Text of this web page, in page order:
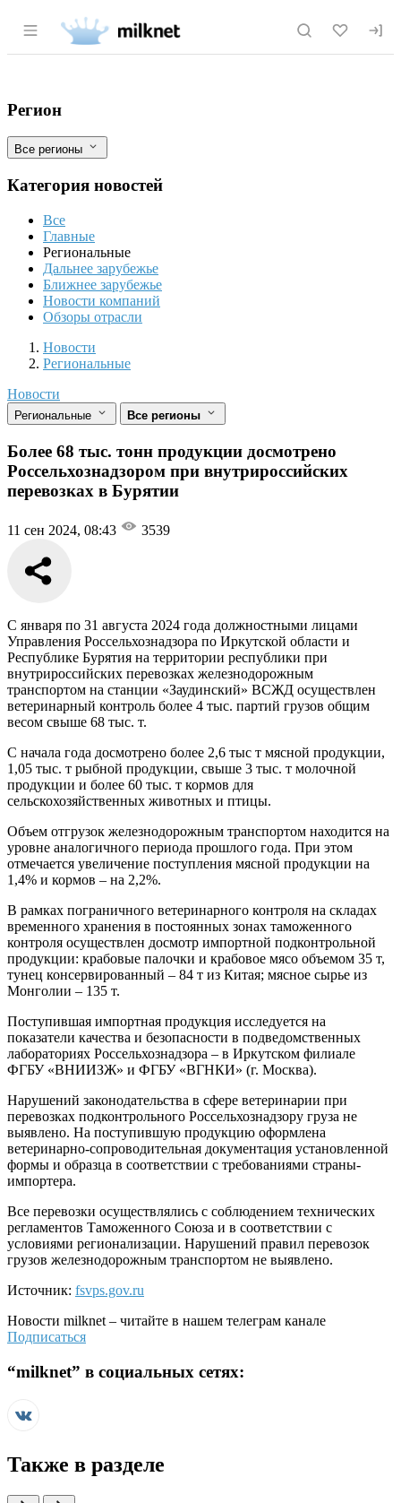
Раздел навигации по сайту milknet.ru
Более 68 тыс. тонн продукции
Фильтры
Регион
Все регионы
Категория новостей
Все
Главные
Региональные
Дальнее зарубежье
Ближнее зарубежье
Новости компаний
Обзоры отрасли
Новости
Разделы
Новости
Региональные
Новости
Региональные Все регионы
Более 68 тыс. тонн продукции досмотрено
Россельхознадзором при внутрироссийских
перевозках в Бурятии
11 сен 2024, 08:43 3539
С января по 31 августа 2024 года должностными лицами
Управления Россельхознадзора по Иркутской области и
Республике Бурятия на территории республики при
внутрироссийских перевозках железнодорожным
транспортом на станции «Заудинский» ВСЖД осуществлен
ветеринарный контроль более 4 тыс. партий грузов общим
весом свыше 68 тыс. т.
С начала года досмотрено более 2,6 тыс т мясной продукции,
1,05 тыс. т рыбной продукции, свыше 3 тыс. т молочной
продукции и более 60 тыс. т кормов для
сельскохозяйственных животных и птицы.
Объем отгрузок железнодорожным транспортом находится на
уровне аналогичного периода прошлого года. При этом
отмечается увеличение поступления мясной продукции на
1,4% и кормов – на 2,2%.
В рамках пограничного ветеринарного контроля на складах
временного хранения в постоянных зонах таможенного
контроля осуществлен досмотр импортной подконтрольной
продукции: крабовые палочки и крабовое мясо объемом 35 т,
тунец консервированный – 84 т из Китая; мясное сырье из
Монголии – 135 т.
Поступившая импортная продукция исследуется на
показатели качества и безопасности в подведомственных
лабораториях Россельхознадзора – в Иркутском филиале
ФГБУ «ВНИИЗЖ» и ФГБУ «ВГНКИ» (г. Москва).
Нарушений законодательства в сфере ветеринарии при
перевозках подконтрольного Россельхознадзору груза не
выявлено. На поступившую продукцию оформлена
ветеринарно-сопроводительная документация установленной
формы и образца в соответствии с требованиями страны-
импортера.
Все перевозки осуществлялись с соблюдением технических
регламентов Таможенного Союза и в соответствии с
условиями регионализации. Нарушений правил перевозок
грузов железнодорожным транспортом не выявлено.
Источник: fsvps.gov.ru
Новости milknet – читайте в нашем телеграм канале
Подписаться
“milknet” в социальных сетях:
Также в разделе